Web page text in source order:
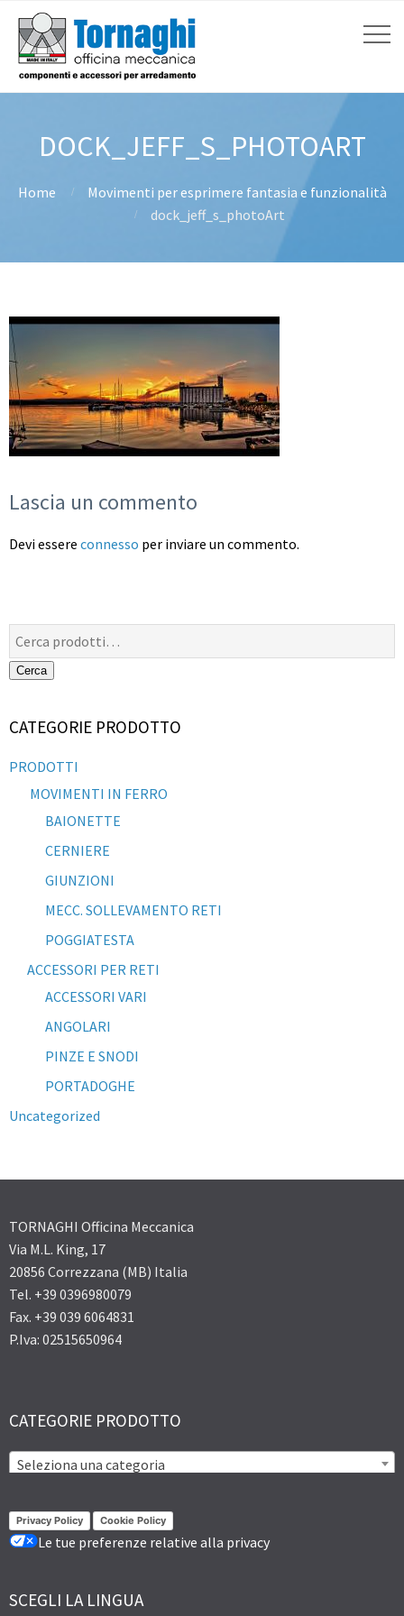
DOCK_JEFF_S_PHOTOART
Home
Movimenti per esprimere fantasia e funzionalità
dock_jeff_s_photoArt
Lascia un commento
Devi essere connesso per inviare un commento.
Cerca:
Cerca
CATEGORIE PRODOTTO
PRODOTTI
MOVIMENTI IN FERRO
BAIONETTE
CERNIERE
GIUNZIONI
MECC. SOLLEVAMENTO RETI
POGGIATESTA
ACCESSORI PER RETI
ACCESSORI VARI
ANGOLARI
PINZE E SNODI
PORTADOGHE
Uncategorized
TORNAGHI Officina Meccanica
Via M.L. King, 17
20856 Correzzana (MB) Italia
Tel. +39 0396980079
Fax. +39 039 6064831
P.Iva: 02515650964
CATEGORIE PRODOTTO
Seleziona una categoria
Privacy Policy Cookie Policy
Le tue preferenze relative alla privacy
SCEGLI LA LINGUA